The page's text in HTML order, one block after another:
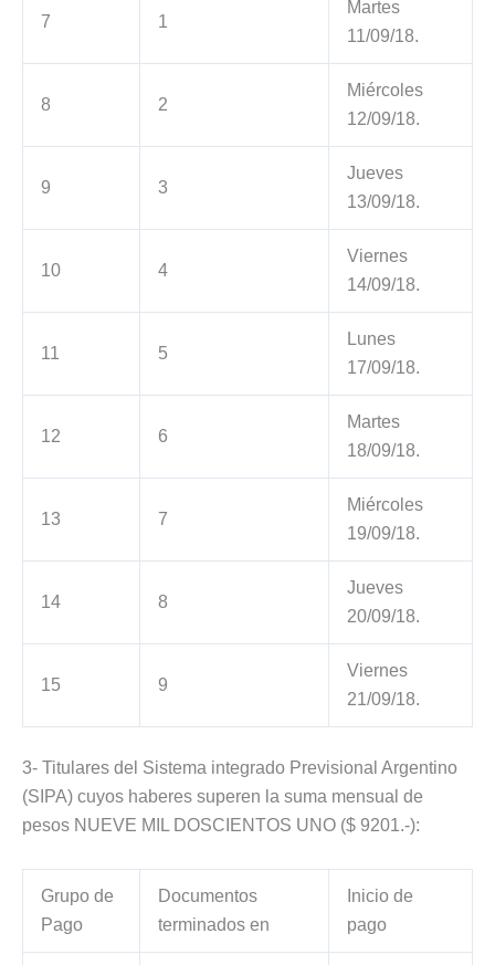
7 1
Martes
11/09/18.
8 2
Miércoles
12/09/18.
9 3
Jueves
13/09/18.
10 4
Viernes
14/09/18.
11 5
Lunes
17/09/18.
12 6
Martes
18/09/18.
13 7
Miércoles
19/09/18.
14 8
Jueves
20/09/18.
15 9
Viernes
21/09/18.
3- Titulares del Sistema integrado Previsional Argentino
(SIPA) cuyos haberes superen la suma mensual de
pesos NUEVE MIL DOSCIENTOS UNO ($ 9201.-):
Grupo de
Pago
Documentos
terminados en
Inicio de
pago